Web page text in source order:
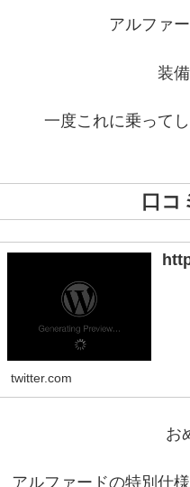
アルファ
装
一度これに乗って
口コ
twitter.com
お
アルファードの特別仕